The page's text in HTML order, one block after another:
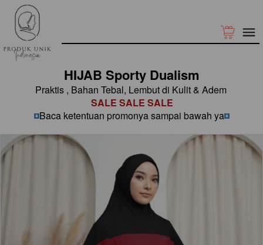
HIJAB Sporty Dualism
Praktis , Bahan Tebal, Lembut di Kulit & Adem
SALE SALE SALE
Baca ketentuan promonya sampai bawah ya